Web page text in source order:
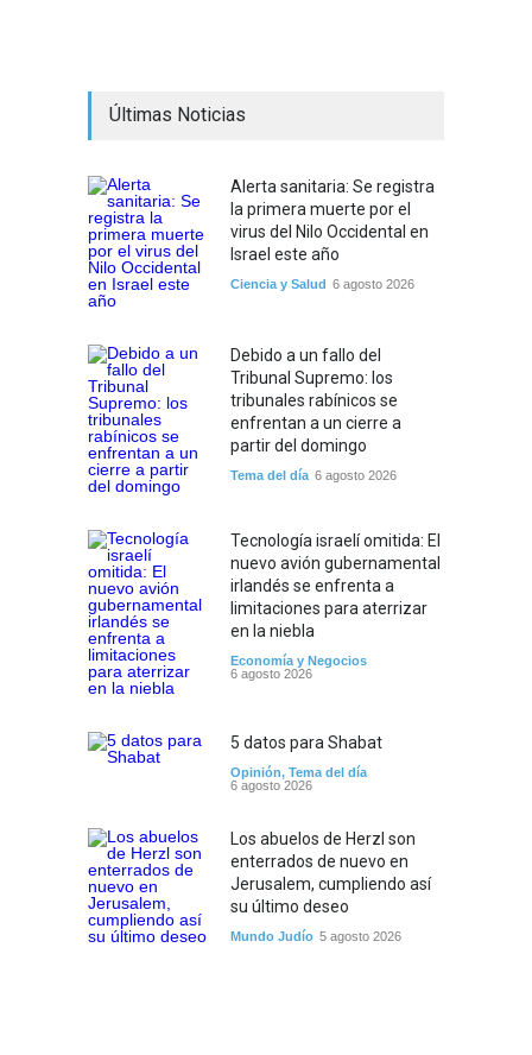
Últimas Noticias
Alerta sanitaria: Se registra
la primera muerte por el
virus del Nilo Occidental en
Israel este año
Ciencia y Salud 6 agosto 2026
Debido a un fallo del
Tribunal Supremo: los
tribunales rabínicos se
enfrentan a un cierre a
partir del domingo
Tema del día 6 agosto 2026
Tecnología israelí omitida: El
nuevo avión gubernamental
irlandés se enfrenta a
limitaciones para aterrizar
en la niebla
Economía y Negocios
6 agosto 2026
5 datos para Shabat
Opinión, Tema del día
6 agosto 2026
Los abuelos de Herzl son
enterrados de nuevo en
Jerusalem, cumpliendo así
su último deseo
Mundo Judío 5 agosto 2026